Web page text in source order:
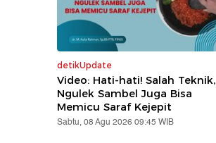
detikUpdate
Video: Hati-hati! Salah Teknik,
Ngulek Sambel Juga Bisa
Memicu Saraf Kejepit
Sabtu, 08 Agu 2026 09:45 WIB